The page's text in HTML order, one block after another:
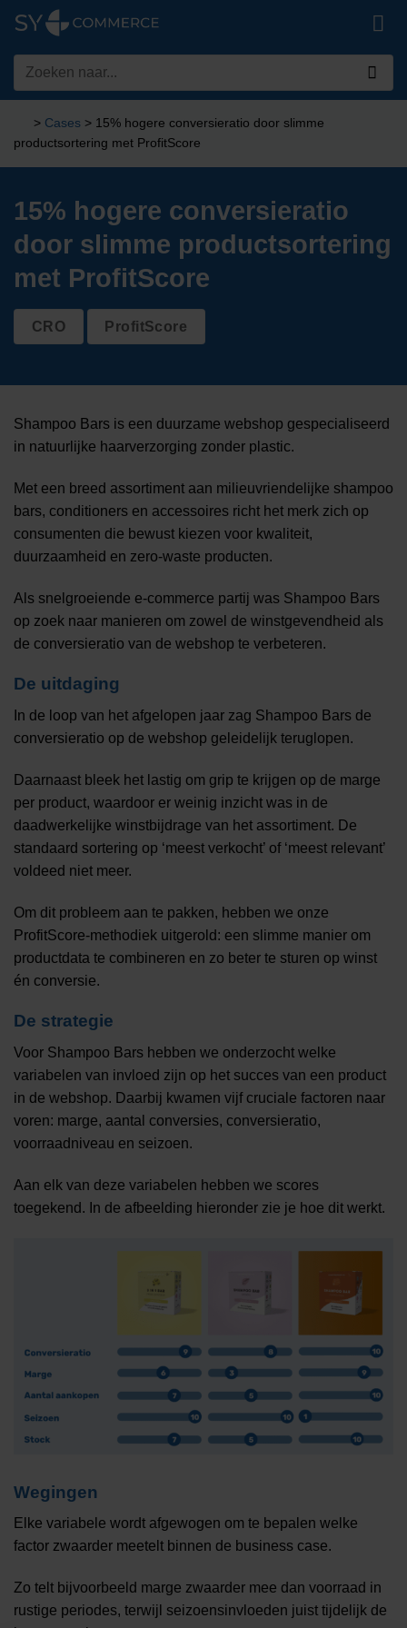
naar
inhoud
Zoeken
> Cases > 15% hogere conversieratio door slimme
productsortering met ProfitScore
15% hogere conversieratio
door slimme productsortering
met ProfitScore
CRO ProfitScore
Shampoo Bars is een duurzame webshop gespecialiseerd
in natuurlijke haarverzorging zonder plastic.
Met een breed assortiment aan milieuvriendelijke shampoo
bars, conditioners en accessoires richt het merk zich op
consumenten die bewust kiezen voor kwaliteit,
duurzaamheid en zero-waste producten.
Als snelgroeiende e-commerce partij was Shampoo Bars
op zoek naar manieren om zowel de winstgevendheid als
de conversieratio van de webshop te verbeteren.
De uitdaging
In de loop van het afgelopen jaar zag Shampoo Bars de
conversieratio op de webshop geleidelijk teruglopen.
Daarnaast bleek het lastig om grip te krijgen op de marge
per product, waardoor er weinig inzicht was in de
daadwerkelijke winstbijdrage van het assortiment. De
standaard sortering op ‘meest verkocht’ of ‘meest relevant’
voldeed niet meer.
Om dit probleem aan te pakken, hebben we onze
ProfitScore-methodiek uitgerold: een slimme manier om
productdata te combineren en zo beter te sturen op winst
én conversie.
De strategie
Voor Shampoo Bars hebben we onderzocht welke
variabelen van invloed zijn op het succes van een product
in de webshop. Daarbij kwamen vijf cruciale factoren naar
voren: marge, aantal conversies, conversieratio,
voorraadniveau en seizoen.
Aan elk van deze variabelen hebben we scores
toegekend. In de afbeelding hieronder zie je hoe dit werkt.
Wegingen
Elke variabele wordt afgewogen om te bepalen welke
factor zwaarder meetelt binnen de business case.
Zo telt bijvoorbeeld marge zwaarder mee dan voorraad in
rustige periodes, terwijl seizoensinvloeden juist tijdelijk de